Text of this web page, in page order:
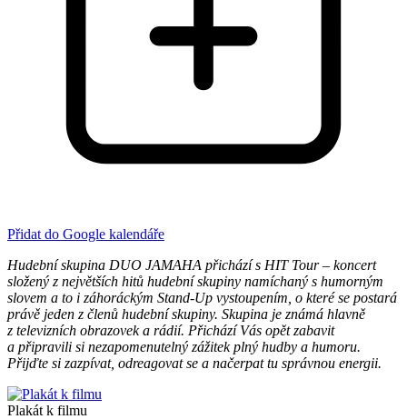
Přidat do Google kalendáře
Hudební skupina DUO JAMAHA přichází s HIT Tour – koncert
složený z největších hitů hudební skupiny namíchaný s humorným
slovem a to i záhoráckým Stand-Up vystoupením, o které se postará
právě jeden z členů hudební skupiny. Skupina je známá hlavně
z televizních obrazovek a rádií. Přichází Vás opět zabavit
a připravili si nezapomenutelný zážitek plný hudby a humoru.
Přijďte si zazpívat, odreagovat se a načerpat tu správnou energii.
Plakát k filmu